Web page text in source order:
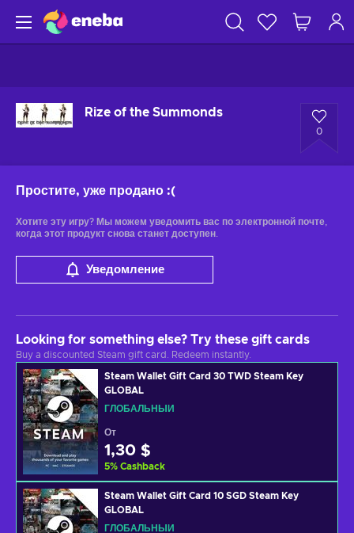
Rize of the Summonds
0
Простите, уже продано :(
Хотите эту игру? Мы можем уведомить вас по электронной почте,
когда этот продукт снова станет доступен.
Уведомление
Looking for something else? Try these gift cards
Buy a discounted Steam gift card. Redeem instantly.
Steam Wallet Gift Card 30 TWD Steam Key
GLOBAL
ГЛОБАЛЬНЫЙ
От
1,30 $
5% Cashback
Steam Wallet Gift Card 10 SGD Steam Key
GLOBAL
ГЛОБАЛЬНЫЙ